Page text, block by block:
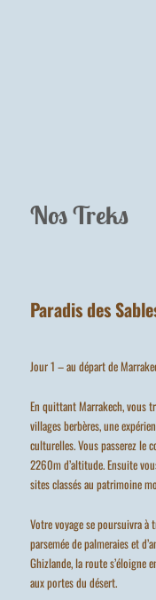
Nos Treks
Paradis des
Jour 1 – au départ de
En quittant Marrakech, vous
villages berbères, une
culturelles. Vous passerez le
2260m d’altitude. Ensuite
sites classés au patrimoine
Votre voyage se poursuivra à
parsemée de palmeraies et
Ghizlande, la route s’éloigne
aux portes du désert.